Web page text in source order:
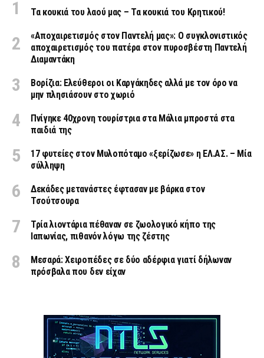
Τα κουκιά του λαού μας – Τα κουκιά του Κρητικού!
«Aποχαιρετισμός στον Παντελή μας»: Ο συγκλονιστικός
αποχαιρετισμός του πατέρα στον πυροσβέστη Παντελή
Διαμαντάκη
Βορίζια: Ελεύθεροι οι Καργάκηδες αλλά με τον όρο να
μην πλησιάσουν στο χωριό
Πνίγηκε 40χρονη τουρίστρια στα Μάλια μπροστά στα
παιδιά της
17 φυτείες στον Μυλοπόταμο «ξερίζωσε» η ΕΛ.ΑΣ. – Μία
σύλληψη
Δεκάδες μετανάστες έφτασαν με βάρκα στον
Τσούτσουρα
Τρία λιοντάρια πέθαναν σε ζωολογικό κήπο της
Ιαπωνίας, πιθανόν λόγω της ζέστης
Μεσαρά: Χειροπέδες σε δύο αδέρφια γιατί δήλωναν
πρόσβαλα που δεν είχαν